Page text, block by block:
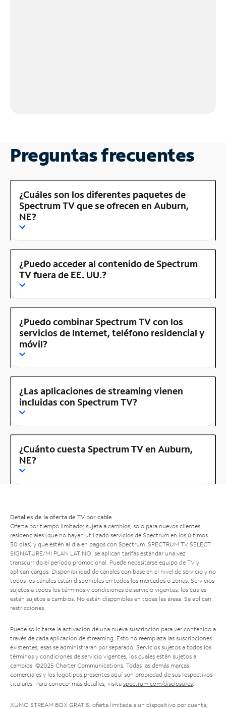
Preguntas frecuentes
¿Cuáles son los diferentes paquetes de
Spectrum TV que se ofrecen en Auburn,
NE?
¿Puedo acceder al contenido de Spectrum
TV fuera de EE. UU.?
¿Puedo combinar Spectrum TV con los
servicios de Internet, teléfono residencial y
móvil?
¿Las aplicaciones de streaming vienen
incluidas con Spectrum TV?
¿Cuánto cuesta Spectrum TV en Auburn,
NE?
Detalles de la oferta de TV por cable
Oferta por tiempo limitado; sujeta a cambios; solo para nuevos clientes
residenciales (que no hayan utilizado servicios de Spectrum en los últimos
30 días) y que estén al día en pagos con Spectrum. SPECTRUM TV SELECT
SIGNATURE/MI PLAN LATINO: se aplican tarifas estándar una vez
transcurrido el período promocional. Puede necesitarse equipo de TV y
aplican cargos. Disponibilidad de canales con base en el nivel de servicio y no
todos los canales están disponibles en todos los mercados o zonas. Servicios
sujetos a todos los términos y condiciones de servicio vigentes, los cuales
están sujetos a cambios. No están disponibles en todas las áreas. Se aplican
restricciones.
Puede solicitarse la activación de una nueva suscripción para ver contenido a
través de cada aplicación de streaming. Esto no reemplaza las suscripciones
existentes; esas se administrarán por separado. Servicios sujetos a todos los
términos y condiciones de servicio vigentes, los cuales están sujetos a
cambios. ©2025 Charter Communications. Todas las demás marcas
comerciales y los logotipos presentes aquí son propiedad de sus respectivos
titulares. Para conocer más detalles, visita spectrum.com/disclosures.
XUMO STREAM BOX GRATIS: oferta limitada a un dispositivo por cuenta;